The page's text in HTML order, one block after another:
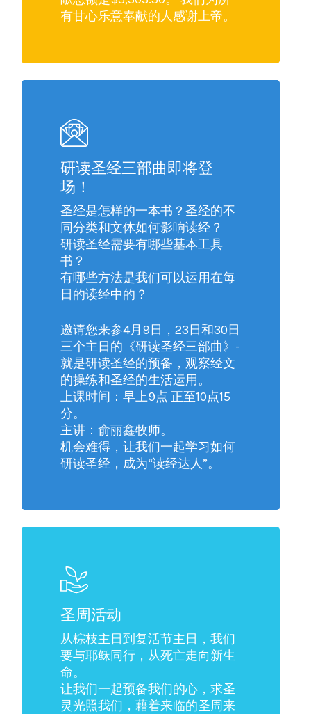
有甘心乐意奉献的人感谢上帝。
研读圣经三部曲即将登
场！
圣经是怎样的一本书？圣经的不
同分类和文体如何影响读经？
研读圣经需要有哪些基本工具
书？
有哪些方法是我们可以运用在每
日的读经中的？
邀请您来参4月9日，23日和30日
三个主日的《研读圣经三部曲》-
就是研读圣经的预备，观察经文
的操练和圣经的生活运用。
上课时间：早上9点 正至10点15
分。
主讲：俞丽鑫牧师。
机会难得，让我们一起学习如何
研读圣经，成为“读经达人”。
圣周活动
从棕枝主日到复活节主日，我们
要与耶稣同行，从死亡走向新生
命。
让我们一起预备我们的心，求圣
灵光照我们，藉着来临的圣周来